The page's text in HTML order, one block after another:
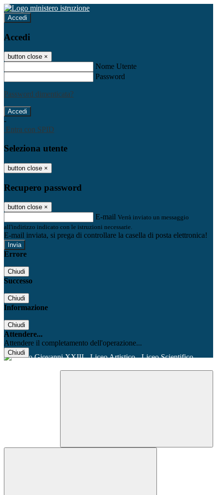
Accedi
Accedi
button close ×
Nome Utente
Password
Password dimenticata?
-
Entra con SPID
Seleziona utente
button close ×
Recupero password
button close ×
E-mail Verrà inviato un messaggio
all'indirizzo indicato con le istruzioni necessarie.
E-mail inviata, si prega di controllare la casella di posta elettronica!
Errore
Chiudi
Successo
Chiudi
Informazione
Chiudi
Attendere...
Attendere il completamento dell'operazione...
Chiudi